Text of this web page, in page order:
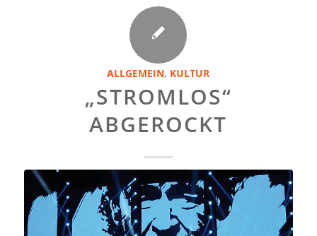
ALLGEMEIN, KULTUR
„STROMLOS“
ABGEROCKT